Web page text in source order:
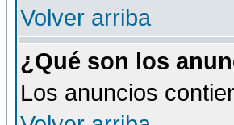
Volver arriba
¿Qué son los
Los anuncios